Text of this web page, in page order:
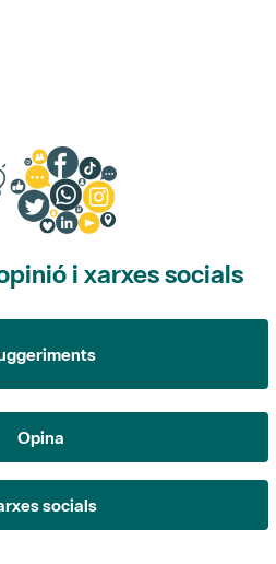
de les valoracions és de 0
i xarxes socials
Opina
socials